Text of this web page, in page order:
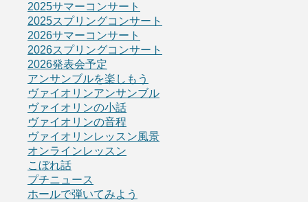
2025サマーコンサート
2025スプリングコンサート
2026サマーコンサート
2026スプリングコンサート
2026発表会予定
アンサンブルを楽しもう
ヴァイオリンアンサンブル
ヴァイオリンの小話
ヴァイオリンの音程
ヴァイオリンレッスン風景
オンラインレッスン
こぼれ話
プチニュース
ホールで弾いてみよう